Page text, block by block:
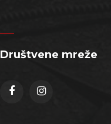
Društvene mreže